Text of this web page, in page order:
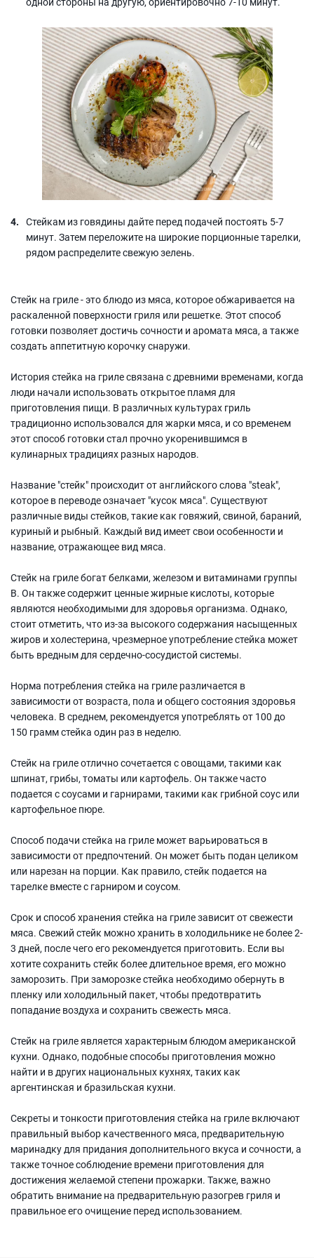
Стейкам из говядины дайте перед подачей постоять 5-7
минут. Затем переложите на широкие порционные тарелки,
рядом распределите свежую зелень.
Стейк на гриле - это блюдо из мяса, которое обжаривается на
раскаленной поверхности гриля или решетке. Этот способ
готовки позволяет достичь сочности и аромата мяса, а также
создать аппетитную корочку снаружи.
История стейка на гриле связана с древними временами, когда
люди начали использовать открытое пламя для
приготовления пищи. В различных культурах гриль
традиционно использовался для жарки мяса, и со временем
этот способ готовки стал прочно укоренившимся в
кулинарных традициях разных народов.
Название "стейк" происходит от английского слова "steak",
которое в переводе означает "кусок мяса". Существуют
различные виды стейков, такие как говяжий, свиной, бараний,
куриный и рыбный. Каждый вид имеет свои особенности и
название, отражающее вид мяса.
Стейк на гриле богат белками, железом и витаминами группы
B. Он также содержит ценные жирные кислоты, которые
являются необходимыми для здоровья организма. Однако,
стоит отметить, что из-за высокого содержания насыщенных
жиров и холестерина, чрезмерное употребление стейка может
быть вредным для сердечно-сосудистой системы.
Норма потребления стейка на гриле различается в
зависимости от возраста, пола и общего состояния здоровья
человека. В среднем, рекомендуется употреблять от 100 до
150 грамм стейка один раз в неделю.
Стейк на гриле отлично сочетается с овощами, такими как
шпинат, грибы, томаты или картофель. Он также часто
подается с соусами и гарнирами, такими как грибной соус или
картофельное пюре.
Способ подачи стейка на гриле может варьироваться в
зависимости от предпочтений. Он может быть подан целиком
или нарезан на порции. Как правило, стейк подается на
тарелке вместе с гарниром и соусом.
Срок и способ хранения стейка на гриле зависит от свежести
мяса. Свежий стейк можно хранить в холодильнике не более 2-
3 дней, после чего его рекомендуется приготовить. Если вы
хотите сохранить стейк более длительное время, его можно
заморозить. При заморозке стейка необходимо обернуть в
пленку или холодильный пакет, чтобы предотвратить
попадание воздуха и сохранить свежесть мяса.
Стейк на гриле является характерным блюдом американской
кухни. Однако, подобные способы приготовления можно
найти и в других национальных кухнях, таких как
аргентинская и бразильская кухни.
Секреты и тонкости приготовления стейка на гриле включают
правильный выбор качественного мяса, предварительную
маринадку для придания дополнительного вкуса и сочности, а
также точное соблюдение времени приготовления для
достижения желаемой степени прожарки. Также, важно
обратить внимание на предварительную разогрев гриля и
правильное его очищение перед использованием.